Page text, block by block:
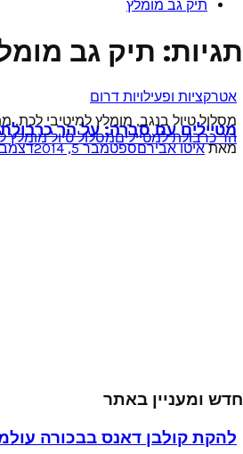
תיק גב מומלץ
תגיות: תיק גב
אטרקציות ופעילויות דרום
מטיילים עם סברה: על הר
מאתאיטו אבירםספטמבר 5, 2014 דצמבר 7,
מסלול טיול בנגב, מומלץ למיטיבי
הר כרבולת למטייליםמסלול טיול מומלץ
חדש ומעניין באתר
להקת קולבן דאנס בבכורה